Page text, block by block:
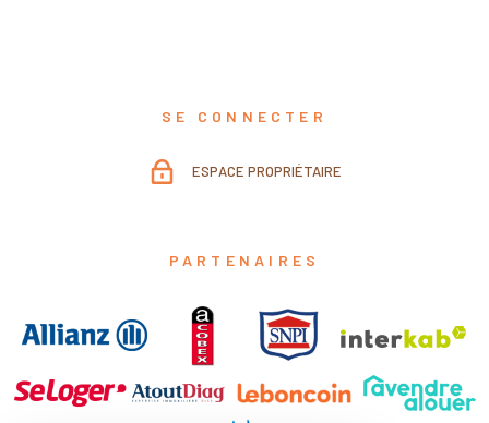
SE CONNECTER
ESPACE PROPRIÉTAIRE
PARTENAIRES